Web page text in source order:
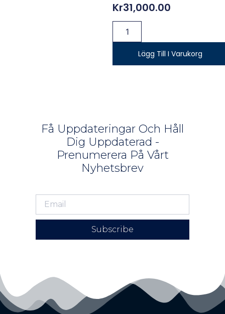
Kr31,000.00
Lägg Till I Varukorg
Få Uppdateringar Och Håll
Dig Uppdaterad -
Prenumerera På Vårt
Nyhetsbrev
Subscribe